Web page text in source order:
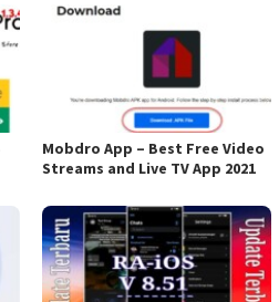
Mobdro App – Best Free Video
Streams and Live TV App 2021